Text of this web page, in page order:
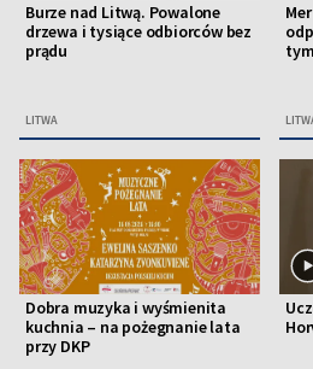
Burze nad Litwą. Powalone
drzewa i tysiące odbiorców bez
prądu
LITWA
Dobra muzyka i wyśmienita
kuchnia – na pożegnanie lata
przy DKP